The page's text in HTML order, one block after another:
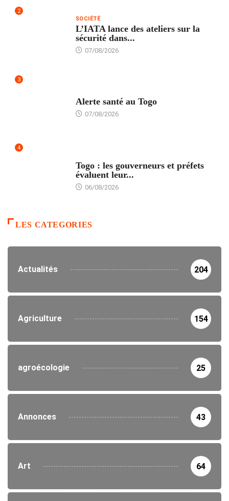
2
SOCIÉTÉ
L’IATA lance des ateliers sur la
sécurité dans...
07/08/2026
3
Alerte santé au Togo
07/08/2026
4
Togo : les gouverneurs et préfets
évaluent leur...
06/08/2026
LES CATEGORIES
Actualités 204
Agriculture 154
agroécologie 25
Annonces 43
Art 64